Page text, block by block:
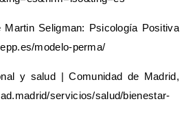
Seligman: Psicología Positiva
modelo-perma/
y salud | Comunidad de Madrid,
servicios/salud/bienestar-